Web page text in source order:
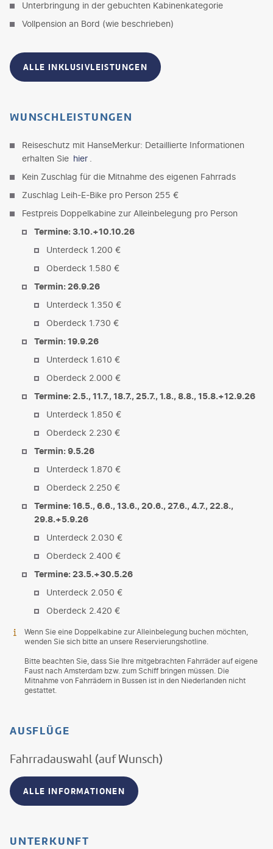
Unterbringung in der gebuchten Kabinenkategorie
Vollpension an Bord (wie beschrieben)
ALLE INKLUSIVLEISTUNGEN
WUNSCHLEISTUNGEN
Reiseschutz mit HanseMerkur: Detaillierte Informationen
erhalten Sie hier
Kein Zuschlag für die Mitnahme des eigenen Fahrrads
Zuschlag Leih-E-Bike pro Person 255 €
Festpreis Doppelkabine zur Alleinbelegung pro Person
Termine: 3.10.+10.10.26
Unterdeck 1.200 €
Oberdeck 1.580 €
Termin: 26.9.26
Unterdeck 1.350 €
Oberdeck 1.730 €
Termin: 19.9.26
Unterdeck 1.610 €
Oberdeck 2.000 €
Termine: 2.5., 11.7., 18.7., 25.7., 1.8., 8.8., 15.8.+12.9.26
Unterdeck 1.850 €
Oberdeck 2.230 €
Termin: 9.5.26
Unterdeck 1.870 €
Oberdeck 2.250 €
Termine: 16.5., 6.6., 13.6., 20.6., 27.6., 4.7., 22.8.,
29.8.+5.9.26
Unterdeck 2.030 €
Oberdeck 2.400 €
Termine: 23.5.+30.5.26
Unterdeck 2.050 €
Oberdeck 2.420 €
Wenn Sie eine Doppelkabine zur Alleinbelegung buchen möchten,
wenden Sie sich bitte an unsere Reservierungshotline.
Bitte beachten Sie, dass Sie Ihre mitgebrachten Fahrräder auf eigene
Faust nach Amsterdam bzw. zum Schiff bringen müssen. Die
Mitnahme von Fahrrädern in Bussen ist in den Niederlanden nicht
gestattet.
AUSFLÜGE
Fahrradauswahl (auf Wunsch)
ALLE INFORMATIONEN
UNTERKUNFT